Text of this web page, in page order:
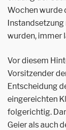
Wochen wurde
wurden, immer
Vor diesem
Vorsitzender
Entscheidung
eingereichten
folgerichtig.
Geier als auch